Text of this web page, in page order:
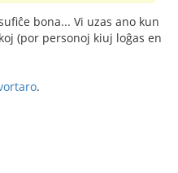
bona... Vi uzas ano kun
(por personoj kiuj loĝas en
.